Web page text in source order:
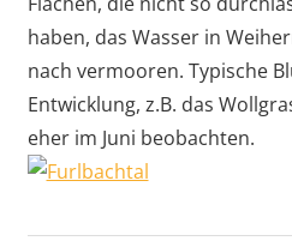
haben, das Wasser in
nach vermooren. Typische
Entwicklung, z.B. das
eher im Juni beobachten.